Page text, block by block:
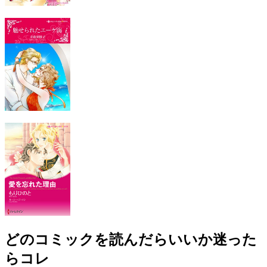
どのコミックを読んだらいいか迷った
らコレ